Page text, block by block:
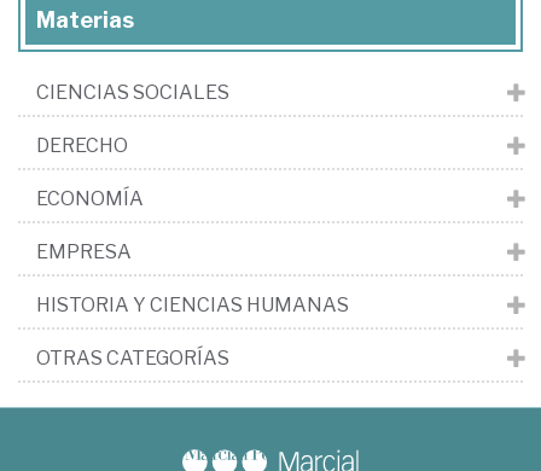
Materias
CIENCIAS SOCIALES
DERECHO
ECONOMÍA
EMPRESA
HISTORIA Y CIENCIAS HUMANAS
OTRAS CATEGORÍAS